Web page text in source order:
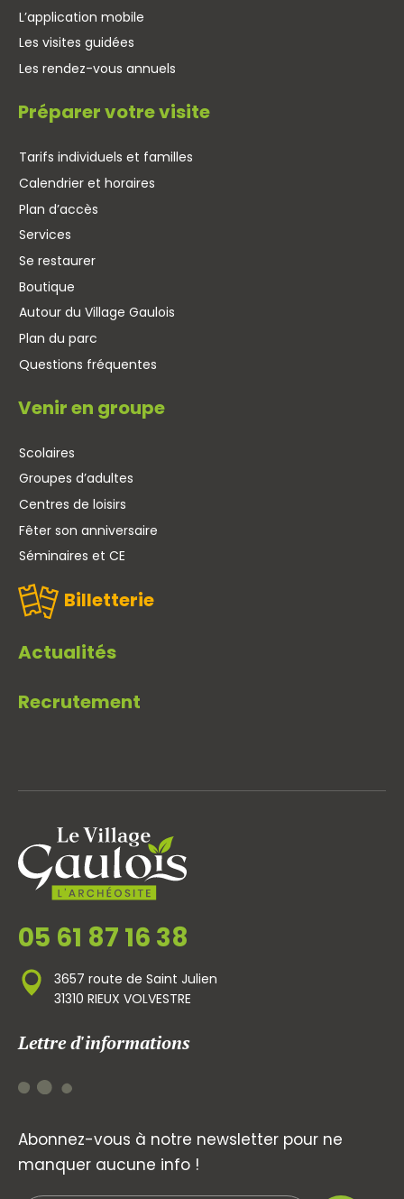
L’application mobile
Les visites guidées
Les rendez-vous annuels
Préparer votre visite
Tarifs individuels et familles
Calendrier et horaires
Plan d’accès
Services
Se restaurer
Boutique
Autour du Village Gaulois
Plan du parc
Questions fréquentes
Venir en groupe
Scolaires
Groupes d’adultes
Centres de loisirs
Fêter son anniversaire
Séminaires et CE
Billetterie
Actualités
Recrutement
05 61 87 16 38
3657 route de Saint Julien
31310 RIEUX VOLVESTRE
Lettre d'informations
Abonnez-vous à notre newsletter pour ne
manquer aucune info !